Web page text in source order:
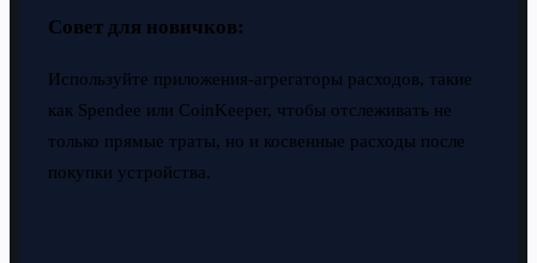
Совет для новичков:
Используйте приложения-агрегаторы расходов, такие
как Spendee или CoinKeeper, чтобы отслеживать не
только прямые траты, но и косвенные расходы после
покупки устройства.